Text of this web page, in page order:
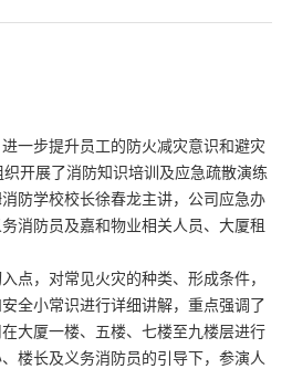
一步提升员工的防火减灾意识和避灾
开展了消防知识培训及应急疏散演练
防学校校长徐春龙主讲，公司应急办
消防员及嘉和物业相关人员、大厦租
点，对常见火灾的种类、形成条件，
全小常识进行详细讲解，重点强调了
大厦一楼、五楼、七楼至九楼层进行
楼长及义务消防员的引导下，参演人